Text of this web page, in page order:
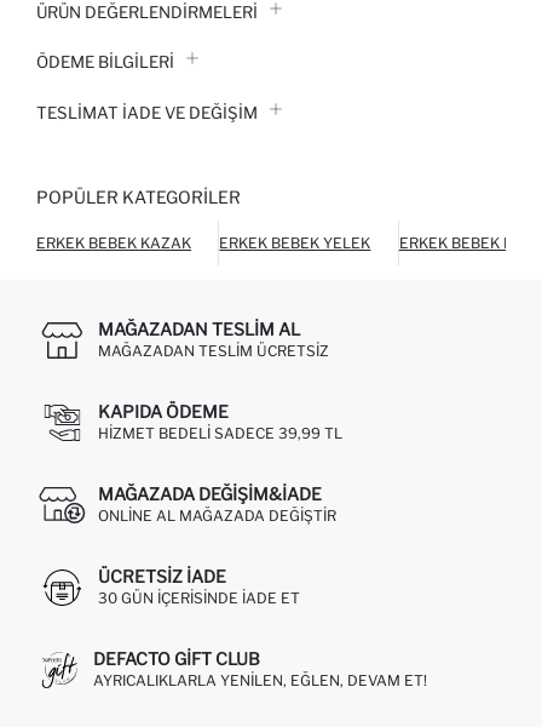
ÜRÜN DEĞERLENDİRMELERİ
ÖDEME BİLGİLERİ
TESLIMAT İADE VE DEĞIŞIM
POPÜLER KATEGORILER
ERKEK BEBEK KAZAK ERKEK BEBEK YELEK ERKEK BEBEK
MAĞAZADAN TESLIM AL
MAĞAZADAN TESLIM ÜCRETSIZ
KAPIDA ÖDEME
HIZMET BEDELI SADECE 39,99 TL
MAĞAZADA DEĞIŞIM&İADE
ONLINE AL MAĞAZADA DEĞIŞTIR
ÜCRETSIZ IADE
30 GÜN IÇERISINDE IADE ET
DEFACTO GIFT CLUB
AYRICALIKLARLA YENILEN, EĞLEN, DEVAM ET!